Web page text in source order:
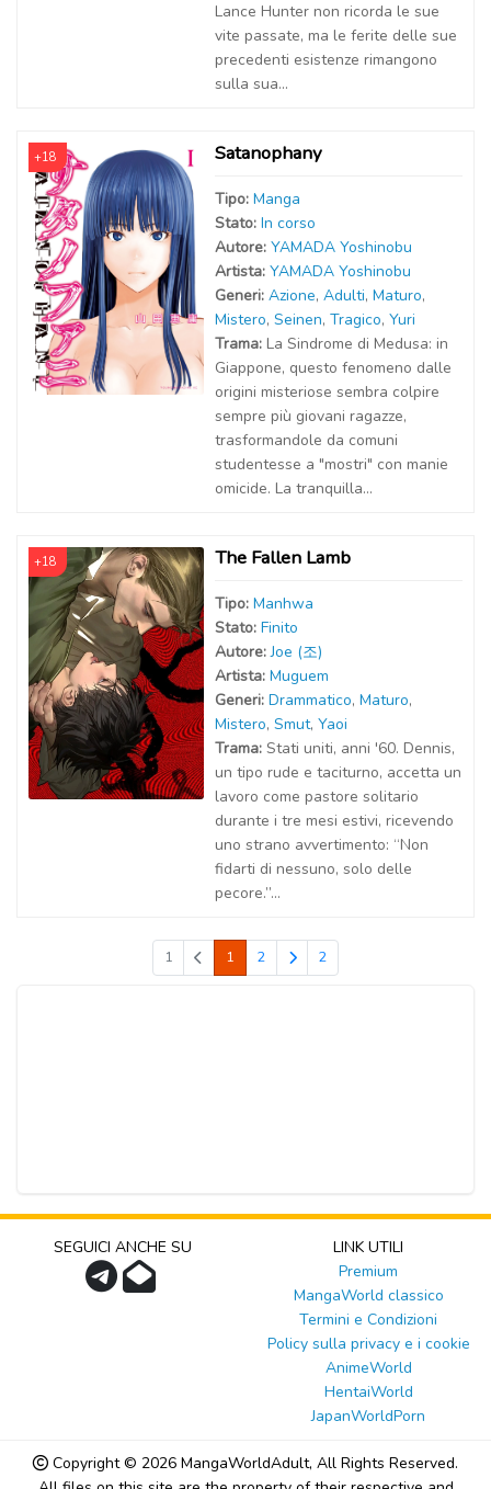
Lance Hunter non ricorda le sue
vite passate, ma le ferite delle sue
precedenti esistenze rimangono
sulla sua...
+18 Satanophany
Tipo: Manga
Stato: In corso
Autore: YAMADA Yoshinobu
Artista: YAMADA Yoshinobu
Generi: Azione, Adulti, Maturo,
Mistero, Seinen, Tragico, Yuri
Trama: La Sindrome di Medusa: in
Giappone, questo fenomeno dalle
origini misteriose sembra colpire
sempre più giovani ragazze,
trasformandole da comuni
studentesse a "mostri" con manie
omicide. La tranquilla...
+18 The Fallen Lamb
Tipo: Manhwa
Stato: Finito
Autore:Joe (조)
Artista: Muguem
Generi: Drammatico, Maturo,
Mistero, Smut, Yaoi
Trama: Stati uniti, anni '60. Dennis,
un tipo rude e taciturno, accetta un
lavoro come pastore solitario
durante i tre mesi estivi, ricevendo
uno strano avvertimento: “Non
fidarti di nessuno, solo delle
pecore.”...
1 1 2 2
SEGUICI ANCHE SU
LINK UTILI
Premium
MangaWorld classico
Termini e Condizioni
Policy sulla privacy e i cookie
AnimeWorld
HentaiWorld
JapanWorldPorn
Copyright © 2026 MangaWorldAdult, All Rights Reserved.